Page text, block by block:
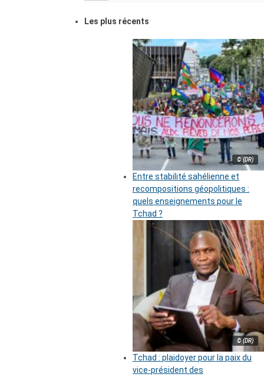
Les plus récents
© (DR)
Entre stabilité sahélienne et
recompositions géopolitiques :
quels enseignements pour le
Tchad ?
© (DR)
Tchad : plaidoyer pour la paix du
vice-président des